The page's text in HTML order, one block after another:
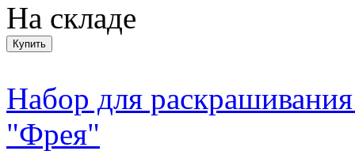
На складе
Набор для
"Фрея"